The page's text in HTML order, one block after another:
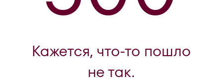
Кажется, что-то пошло
не так.